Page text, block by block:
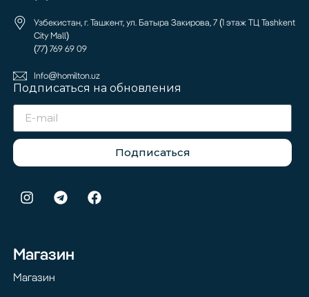
Узбекистан, г. Ташкент, ул. Батыра Закирова, 7 (1 этаж ТЦ Tashkent
City Mall)
(77) 769 69 09
Info@homilton.uz
Подписаться на обновления
Подписаться
Магазин
Магазин